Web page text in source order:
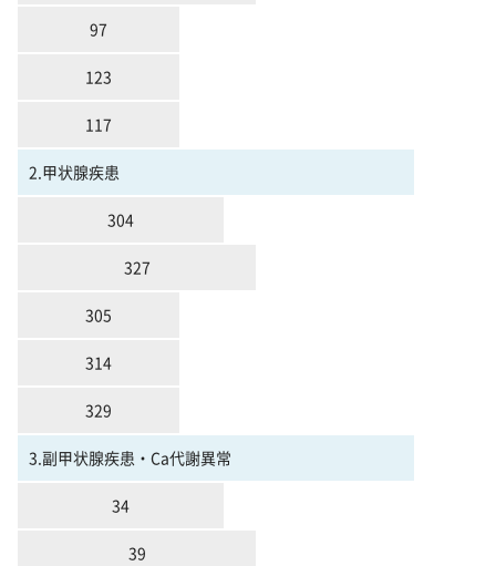
97
123
117
2.甲状腺疾患
304
327
305
314
329
3.副甲状腺疾患・Ca代謝異常
34
39